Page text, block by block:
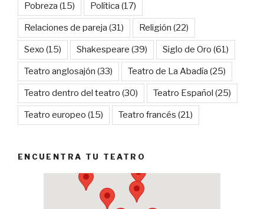
Pobreza (15) Política (17)
Relaciones de pareja (31) Religión (22)
Sexo (15) Shakespeare (39) Siglo de Oro (61)
Teatro anglosajón (33) Teatro de La Abadía (25)
Teatro dentro del teatro (30) Teatro Español (25)
Teatro europeo (15) Teatro francés (21)
ENCUENTRA TU TEATRO